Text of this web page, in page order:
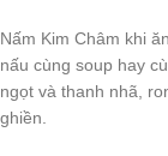
Nấm Kim Châm khi
nấu cùng soup hay
ngọt và thanh nhã,
ghiền.